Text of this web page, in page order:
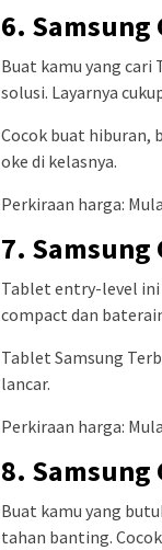
6. Samsung
Buat kamu yang cari
solusi. Layarnya
Cocok buat hiburan,
oke di kelasnya.
Perkiraan harga:
7. Samsung
Tablet entry-level ini
compact dan
Tablet Samsung
lancar.
Perkiraan harga:
8. Samsung
Buat kamu yang
tahan banting.